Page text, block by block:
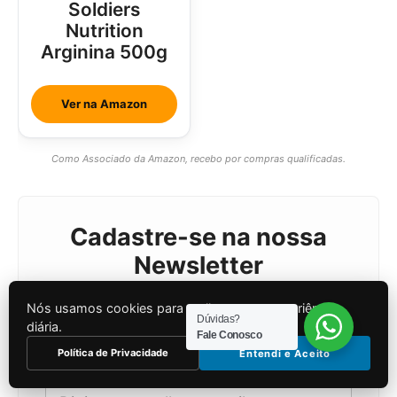
Soldiers
Nutrition
Arginina 500g
Ver na Amazon
Como Associado da Amazon, recebo por compras qualificadas.
Cadastre-se na nossa
Newsletter
Receba as melhores dicas e
atualizações semanais gratuitamente.
Dúvidas?
Fale Conosco
Nós usamos cookies para melhorar sua experiência
diária.
Política de Privacidade Entendi e Aceito